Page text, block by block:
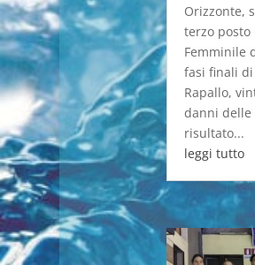
Orizzonte,
terzo posto
Femminile
fasi finali di
Rapallo,
danni delle
risultato...
leggi tutto